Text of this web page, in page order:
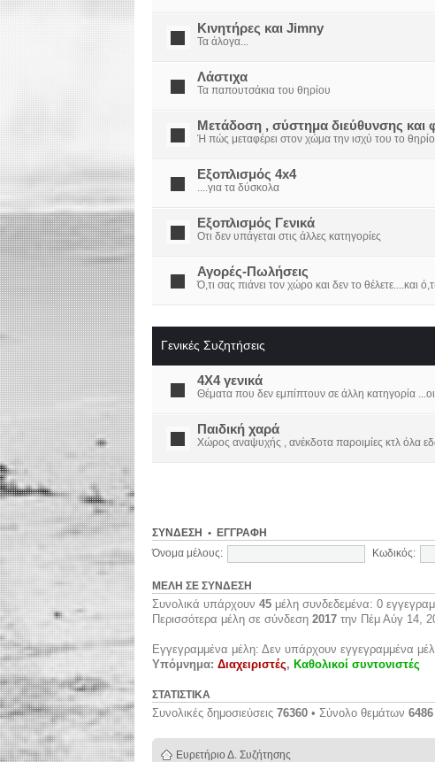
Κινητήρες και Jimny
Τα άλογα...
Λάστιχα
Τα παπουτσάκια του θηρίου
Μετάδοση , σύστημα διεύθυνσης και
Ή πώς μεταφέρει στον χώμα την ισχύ του το
Εξοπλισμός 4x4
....για τα δύσκολα
Εξοπλισμός Γενικά
Οτι δεν υπάγεται στις άλλες κατηγορίες
Αγορές-Πωλήσεις
Ό,τι σας πιάνει τον χώρο και δεν το θέλετε....και
Γενικές Συζητήσεις
4X4 γενικά
Θέματα που δεν εμπίπτουν σε άλλη κατηγορία
Παιδική χαρά
Χώρος αναψυχής , ανέκδοτα παροιμίες κτλ όλα
ΣΎΝΔΕΣΗ • ΕΓΓΡΑΦΉ
Όνομα μέλους: Κωδικός:
ΜΈΛΗ ΣΕ ΣΎΝΔΕΣΗ
Συνολικά υπάρχουν 45 μέλη συνδεδεμένα: 0
Περισσότερα μέλη σε σύνδεση 2017 την Πέμ Αύγ 14,
Εγγεγραμμένα μέλη: Δεν υπάρχουν εγγεγραμμένα
Υπόμνημα: Διαχειριστές, Καθολικοί συντονιστές
ΣΤΑΤΙΣΤΙΚΆ
Συνολικές δημοσιεύσεις 76360 • Σύνολο θεμάτων 6486
Ευρετήριο Δ. Συζήτησης